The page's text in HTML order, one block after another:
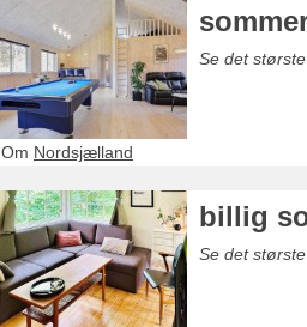
Se det
Om Nordsjælland
billig
Se det